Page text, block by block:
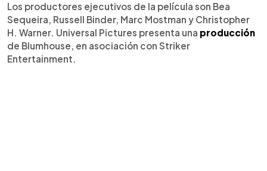
Los productores ejecutivos de la película son Bea
Sequeira, Russell Binder, Marc Mostman y Christopher
H. Warner. Universal Pictures presenta una producción
de Blumhouse, en asociación con Striker
Entertainment.